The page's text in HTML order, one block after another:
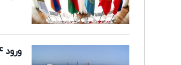
ورود 304 میلیون دلار کالای موقت در 9 ماه